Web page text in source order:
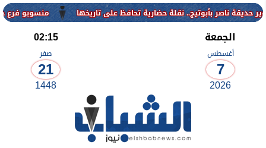
منسوبو فرع جامعة الأزهر
الجمعة
أغسطس
7
2026
02:15
صفر
21
1448